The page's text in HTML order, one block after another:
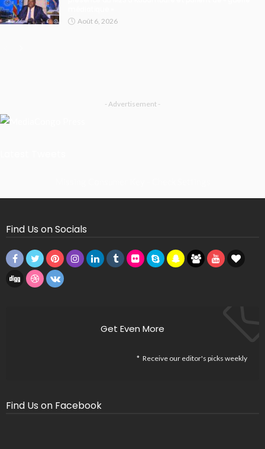
Août 6, 2026
- Advertisement -
Find Us on Socials
Get Even More
Receive our editor's picks weekly
Find Us on Facebook